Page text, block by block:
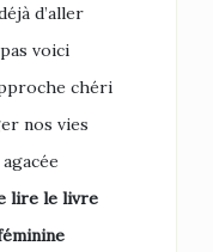
d’aller
voici
chéri
nos vies
lire le livre